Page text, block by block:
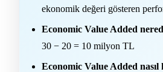
ekonomik değeri gösteren
Economic Value Added
30 − 20 = 10 milyon TL
Economic Value Added nasıl